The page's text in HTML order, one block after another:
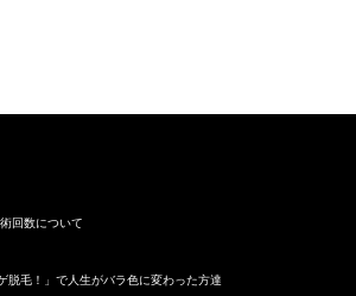
回数について
脱毛！」で人生がバラ色に変わった方達